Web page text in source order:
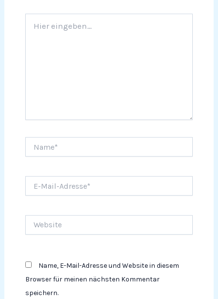
eingeben…
Mail-
Name, E-Mail-Adresse und Website in diesem
Browser für meinen nächsten Kommentar
speichern.